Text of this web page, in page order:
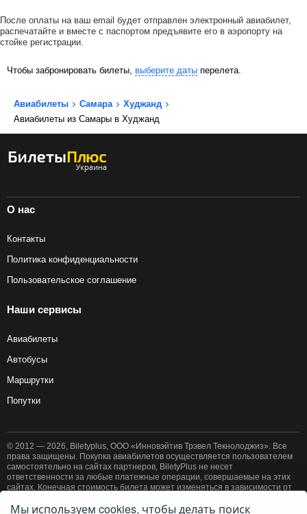
После оплаты на ваш email будет отправлен электронный авиабилет,
распечатайте и вместе с паспортом предъявите его в аэропорту на
стойке регистрации.
Чтобы забронировать билеты, выберите даты перелета.
Авиабилеты Самара
Худжанд
Авиабилеты из Самары в Худжанд
О нас
Контакты
Политика конфиденциальности
Пользовательское соглашение
Наши сервисы
Авиабилеты
Автобусы
Маршрутки
Попутки
© 2012 — 2026, Biletyplus, ООО «Инновэйтив Трэвел Текнолоджиз». Все
права защищены. Покупка авиабилетов осуществляется пользователем
самостоятельно на сайтах партнеров, BiletyPlus не несет
ответственности за любые платежные операции, совершаемые на этих
сайтах. Конечная стоимость билета может изменяться в зависимости от
Мы используем cookies, чтобы делать поиск